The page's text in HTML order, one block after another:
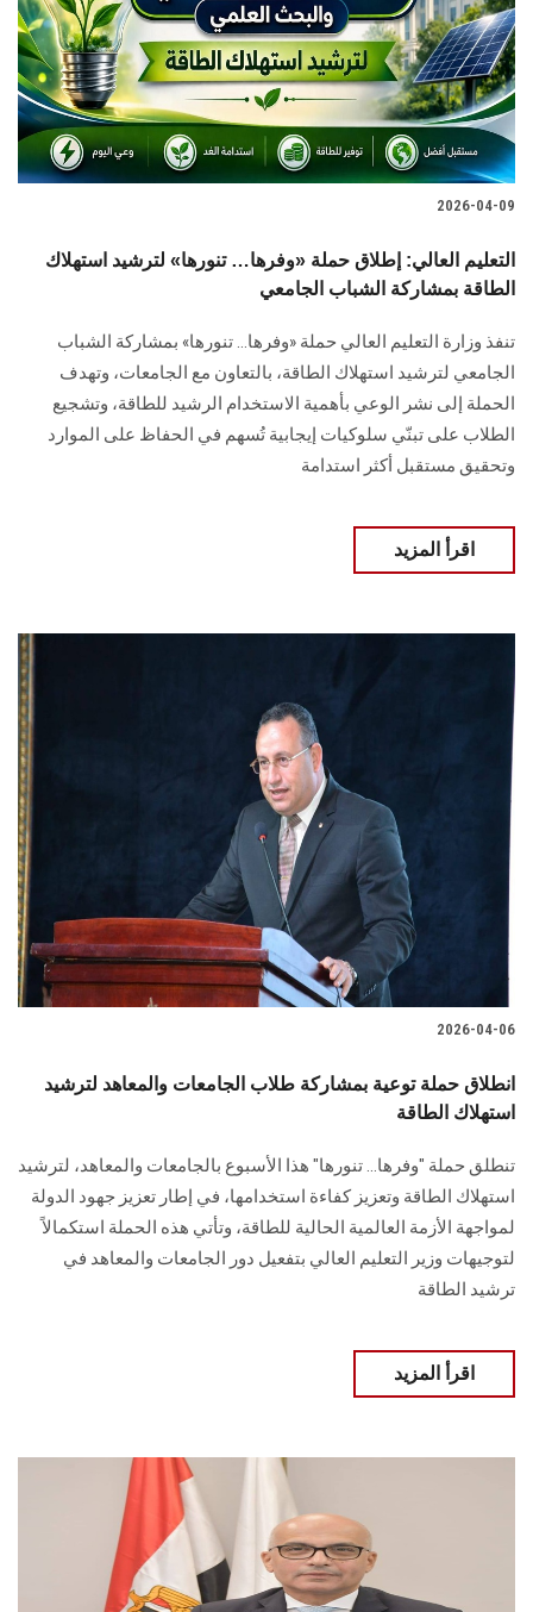
الطلاب
هيئة التدريس
الدراسات العليا
الزائـرون
سجل الان
2026-04-09
التعليم العالي: إطلاق حملة «وفرها… تنورها» لترشيد استهلاك
الطاقة بمشاركة الشباب الجامعي
تنفذ وزارة التعليم العالي حملة «وفرها… تنورها» بمشاركة الشباب
الجامعي لترشيد استهلاك الطاقة، بالتعاون مع الجامعات، وتهدف
الحملة إلى نشر الوعي بأهمية الاستخدام الرشيد للطاقة، وتشجيع
الطلاب على تبنّي سلوكيات إيجابية تُسهم في الحفاظ على الموارد
وتحقيق مستقبل أكثر استدامة
اقرأ المزيد
2026-04-06
انطلاق حملة توعية بمشاركة طلاب الجامعات والمعاهد لترشيد
استهلاك الطاقة
تنطلق حملة "وفرها… تنورها" هذا الأسبوع بالجامعات والمعاهد، لترشيد
استهلاك الطاقة وتعزيز كفاءة استخدامها، في إطار تعزيز جهود الدولة
لمواجهة الأزمة العالمية الحالية للطاقة، وتأتي هذه الحملة استكمالاً
لتوجيهات وزير التعليم العالي بتفعيل دور الجامعات والمعاهد في
ترشيد الطاقة
اقرأ المزيد